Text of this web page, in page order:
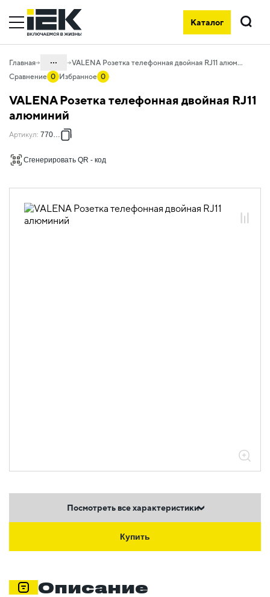
Каталог
Поиск
Главная ...
06. Изделия электроустановочные,
удлинители и силовые разъемы
06.01 Электроустановочные изделия
06.01.14 Электроустановочные
06.01.14.03 ЭУИ VALENA: цвет
VALENA Розетка телефонная двойная RJ11 алюминий
Сравнение 0 Избранное 0
VALENA Розетка телефонная двойная RJ11
алюминий
Артикул: 770139
Сгенерировать QR - код
Посмотреть все характеристики
Купить
Описание